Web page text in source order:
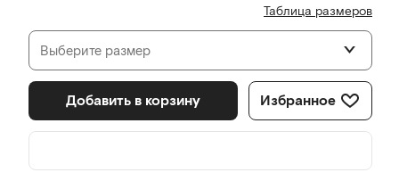
Таблица размеров
Выберите размер
Добавить в корзину Избранное